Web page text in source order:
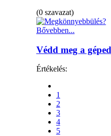
(0 szavazat)
Bővebben...
Védd meg a
Értékelés:
1
2
3
4
5